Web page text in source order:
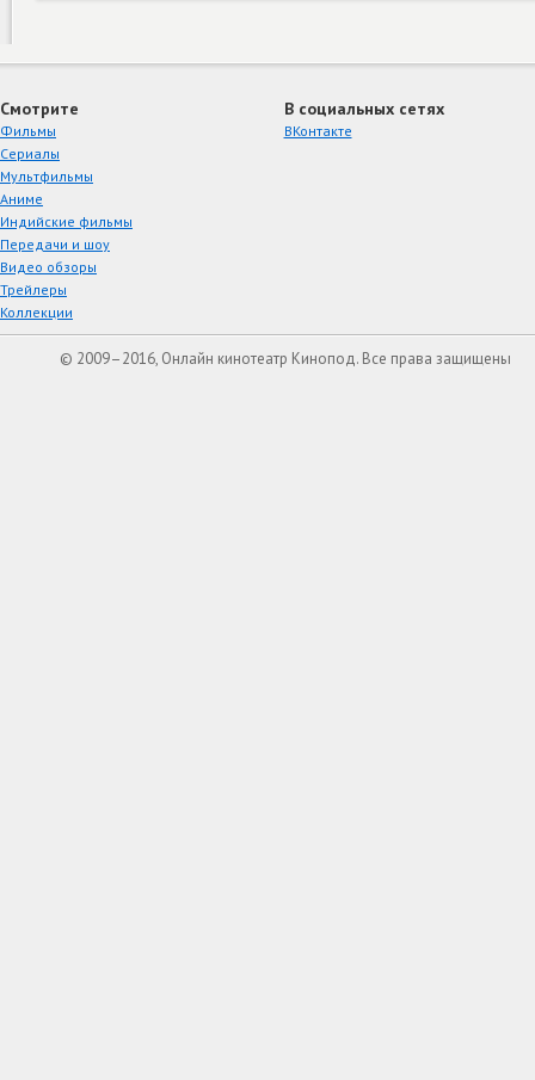
Смотрите
Фильмы
Сериалы
Мультфильмы
Аниме
Индийские фильмы
Передачи и шоу
Видео обзоры
Трейлеры
Коллекции
В социальных сетях
ВКонтакте
© 2009–2016, Онлайн кинотеатр Кинопод. Все права защищены